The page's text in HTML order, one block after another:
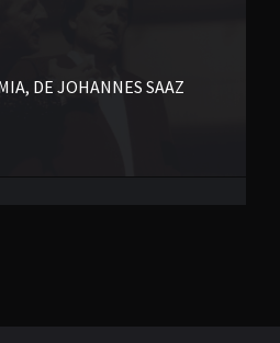
DE JOHANNES SAAZ